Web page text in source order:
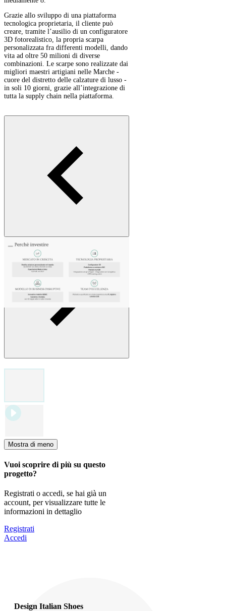
Grazie allo sviluppo di una piattaforma
tecnologica proprietaria, il cliente può
creare, tramite l’ausilio di un configuratore
3D fotorealistico, la propria scarpa
personalizzata fra differenti modelli, dando
vita ad oltre 50 milioni di diverse
combinazioni. Le scarpe sono realizzate dai
migliori maestri artigiani nelle Marche -
cuore del distretto delle calzature di lusso -
in soli 10 giorni, grazie all’integrazione di
tutta la supply chain nella piattaforma.
Mostra di meno
Vuoi scoprire di più su questo
progetto?
Registrati o accedi, se hai già un
account, per visualizzare tutte le
informazioni in dettaglio
Registrati
Accedi
Design Italian Shoes